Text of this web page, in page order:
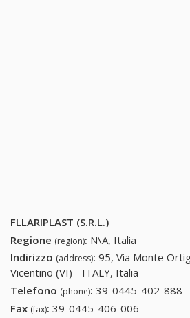
FLLARIPLAST (S.R.L.)
Regione (region): N\A, Italia
Indirizzo (address): 95, Via Monte
Vicentino (VI) - ITALY, Italia
Telefono (phone): 39-0445-402-888
Fax (fax): 39-0445-406-006